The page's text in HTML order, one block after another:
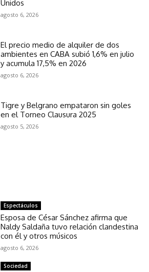
Unidos
agosto 6, 2026
El precio medio de alquiler de dos
ambientes en CABA subió 1,6% en julio
y acumula 17,5% en 2026
agosto 6, 2026
Tigre y Belgrano empataron sin goles
en el Torneo Clausura 2025
agosto 5, 2026
Espectáculos
Esposa de César Sánchez afirma que
Naldy Saldaña tuvo relación clandestina
con él y otros músicos
agosto 6, 2026
Sociedad